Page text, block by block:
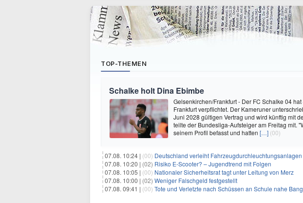
TOP-THEMEN
Schalke holt Dina Ebimbe
Gelsenkirchen/Frankfurt - Der FC Schalke 04
Frankfurt verpflichtet. Der Kameruner
Juni 2028 gültigen Vertrag und wird künftig mit
teilte der Bundesliga-Aufsteiger am Freitag mit.
seinem Profil befasst und hatten […] (00)
07.08. 10:24 | (00) Deutschland verleiht
07.08. 10:20 | (02) Risiko E-Scooter? – Jugendtrend mit Folgen
07.08. 10:05 | (00) Nationaler Sicherheitsrat tagt unter Leitung von Merz
07.08. 10:00 | (02) Weniger Falschgeld festgestellt
07.08. 09:41 | (00) Tote und Verletzte nach Schüssen an Schule nahe